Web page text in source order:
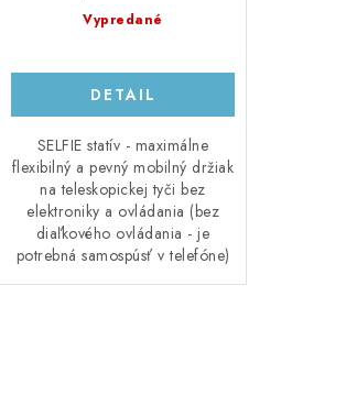
Vypredané
DETAIL
SELFIE statív - maximálne
flexibilný a pevný mobilný držiak
na teleskopickej tyči bez
elektroniky a ovládania (bez
diaľkového ovládania - je
potrebná samospúsť v telefóne)